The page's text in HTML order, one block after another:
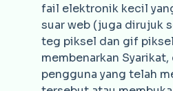
fail elektronik kecil
suar web (juga dirujuk
teg piksel dan gif
membenarkan
pengguna yang telah